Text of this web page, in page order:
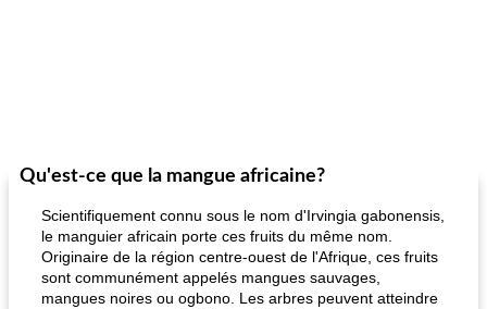
Qu'est-ce que la mangue africaine?
Scientifiquement connu sous le nom d'Irvingia gabonensis,
le manguier africain porte ces fruits du même nom.
Originaire de la région centre-ouest de l'Afrique, ces fruits
sont communément appelés mangues sauvages,
mangues noires ou ogbono. Les arbres peuvent atteindre